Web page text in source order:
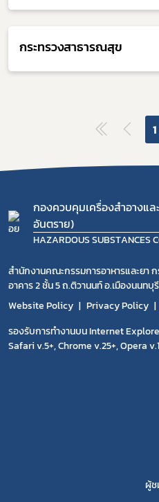
กระทรวงสาธารณสุข
1
กองควบคุมเครื่องสำอางแ
อันตราย)
HAZARDOUS SUBSTANCES
สำนักงานคณะกรรมการอาหารและยา
อาคาร 2 ชั้น 5 ถ.ติวานนท์ อ.เมืองนนทบุ
Website Policy
Privacy Policy
รองรับการทำงานบน Internet
Safari v.5+, Chrome v.25+, Opera
ผู้ช